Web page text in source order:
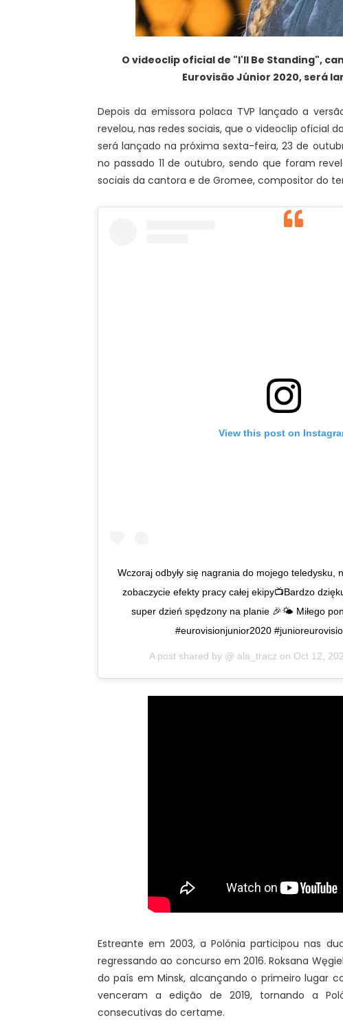
O videoclip oficial de "I'll Be Standing",
Eurovisão Júnior 2020, será
Depois da emissora polaca TVP lançado a
revelou, nas redes sociais, que o videoclip oficial
será lançado na próxima sexta-feira, 23 de
no passado 11 de outubro, sendo que foram
sociais da cantora e de Gromee, compositor do
View this post on
Wczoraj odbyły się nagrania do mojego teledysku,
zobaczycie efekty pracy całej ekipy📺Bardzo
super dzień spędzony na planie 🎉🌤 Miłego
#eurovisionjunior2020
A post shared by @ ala_tracz on Oct 12,
Estreante em 2003, a Polónia participou nas
regressando ao concurso em 2016. Roksana
do país em Minsk, alcançando o primeiro lugar
venceram a edição de 2019, tornando a
consecutivas do certame.